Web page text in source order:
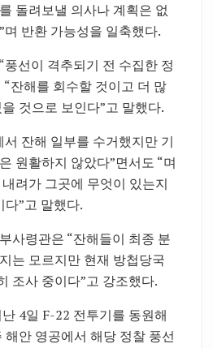
돌려보낼 의사나 계획은 없
며 반환 가능성을 일축했다.
선이 격추되기 전 수집한 정
잔해를 회수할 것이고 더 많
것으로 보인다”고 말했다.
잔해 일부를 수거했지만 기
원활하지 않았다”면서도 “며
려가 그곳에 무엇이 있는지
다”고 말했다.
사령관은 “잔해들이 최종 분
는 모르지만 현재 방첩당국
조사 중이다”고 강조했다.
4일 F-22 전투기를 동원해
안 영공에서 해당 정찰 풍선